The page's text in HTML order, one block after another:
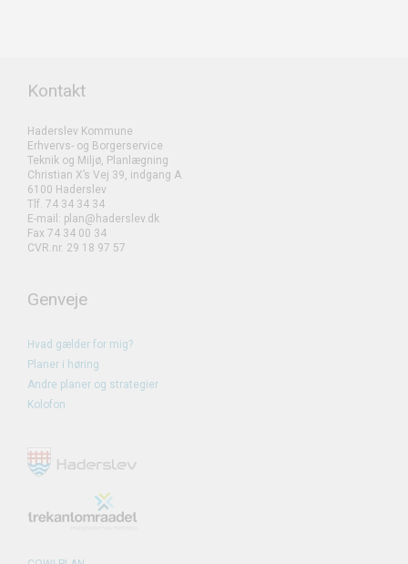
Kontakt
Haderslev Kommune
Erhvervs- og Borgerservice
Teknik og Miljø, Planlægning
Christian X’s Vej 39, indgang A
6100 Haderslev
Tlf. 74 34 34 34
E-mail: plan@haderslev.dk
Fax 74 34 00 34
CVR.nr. 29 18 97 57
Genveje
Hvad gælder for mig?
Planer i høring
Andre planer og strategier
Kolofon